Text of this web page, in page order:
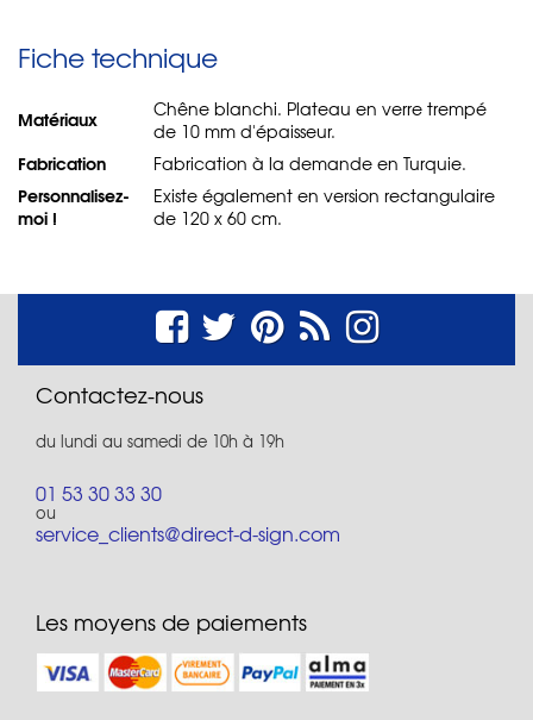
Fiche technique
Matériaux
Chêne blanchi. Plateau en verre trempé
de 10 mm d'épaisseur.
Fabrication Fabrication à la demande en Turquie.
Personnalisez-
moi !
Existe également en version rectangulaire
de 120 x 60 cm.
Contactez-nous
du lundi au samedi de 10h à 19h
01 53 30 33 30
ou
service_clients@direct-d-sign.com
Les moyens de paiements